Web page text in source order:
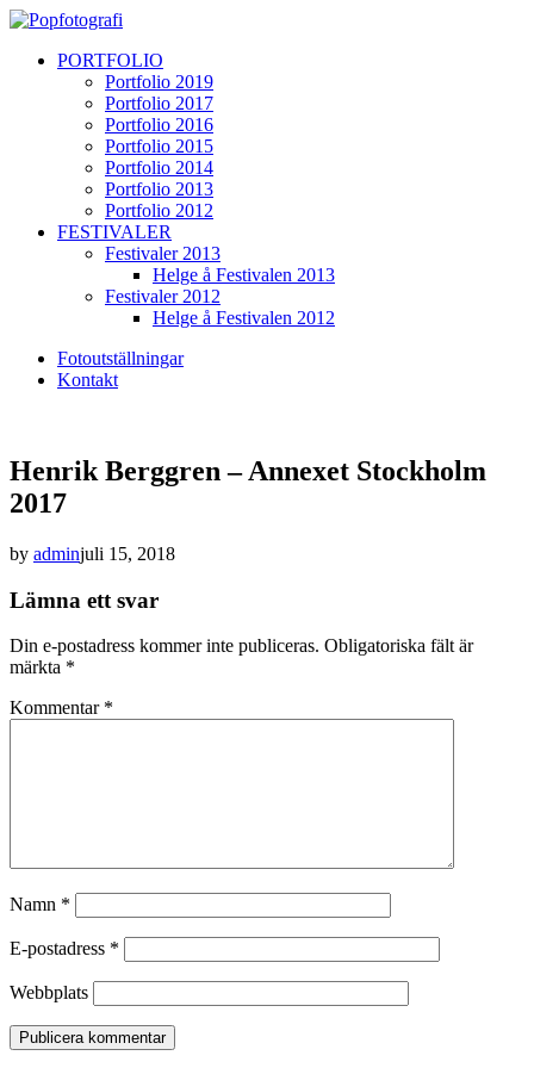
PORTFOLIO
Portfolio 2019
Portfolio 2017
Portfolio 2016
Portfolio 2015
Portfolio 2014
Portfolio 2013
Portfolio 2012
FESTIVALER
Festivaler 2013
Helge å Festivalen 2013
Festivaler 2012
Helge å Festivalen 2012
Fotoutställningar
Kontakt
Henrik Berggren – Annexet Stockholm
2017
by adminjuli 15, 2018
Lämna ett svar
Din e-postadress kommer inte publiceras. Obligatoriska fält är
märkta *
Kommentar *
Namn *
E-postadress *
Webbplats